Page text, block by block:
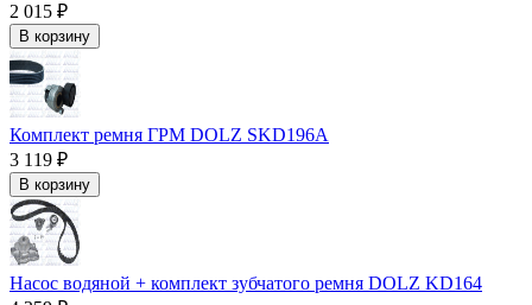
2 015 ₽
В корзину
Комплект ремня ГРМ DOLZ SKD196A
3 119 ₽
В корзину
Насос водяной + комплект зубчатого ремня DOLZ KD164